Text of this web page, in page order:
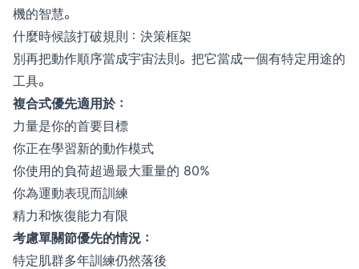
機的智慧。
什麼時候該打破規則：決策框架
別再把動作順序當成宇宙法則。把它當成一個有特定用途的
工具。
複合式優先適用於：
力量是你的首要目標
你正在學習新的動作模式
你使用的負荷超過最大重量的 80%
你為運動表現而訓練
精力和恢復能力有限
考慮單關節優先的情況：
特定肌群多年訓練仍然落後